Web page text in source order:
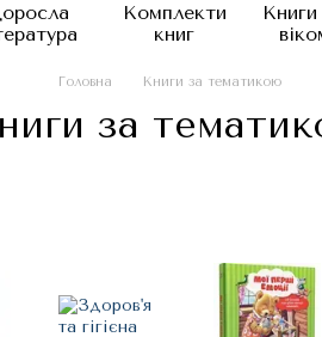
Комплекти
книг
Головна Книги за тематикою
за